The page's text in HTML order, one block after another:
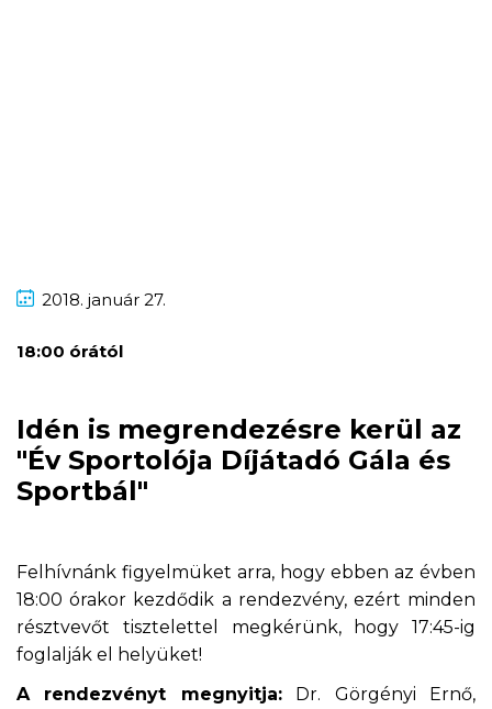
2018. január 27.
18:00 órától
Idén is megrendezésre kerül az
"Év Sportolója Díjátadó Gála és
Sportbál"
Felhívnánk figyelmüket arra, hogy ebben az évben
18:00 órakor kezdődik a rendezvény, ezért minden
résztvevőt tisztelettel megkérünk, hogy 17:45-ig
foglalják el helyüket!
A rendezvényt megnyitja:Dr. Görgényi Ernő,